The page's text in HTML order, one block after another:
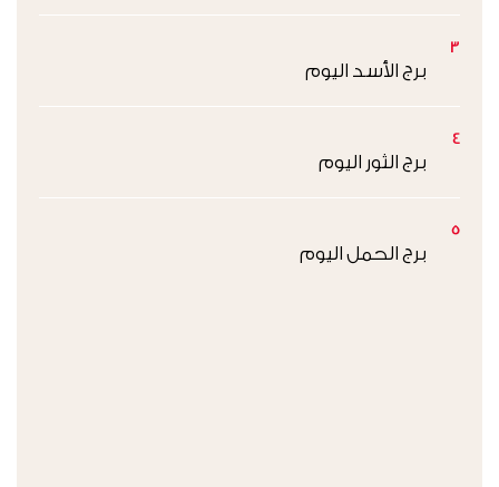
3
برج الأسد اليوم
4
برج الثور اليوم
5
برج الحمل اليوم